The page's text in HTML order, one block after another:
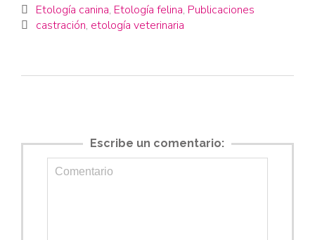
 Category
Etología canina, Etología felina, Publicaciones
 Tags
castración, etología veterinaria
Escribe un comentario: